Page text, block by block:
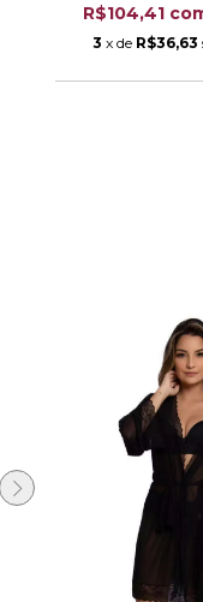
R$104,41
3 x de R$36,63